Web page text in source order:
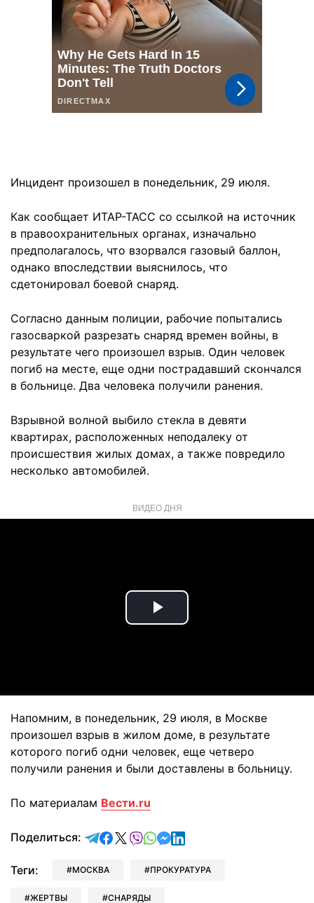
Инцидент произошел в понедельник, 29 июля.
Как сообщает ИТАР-ТАСС со ссылкой на источник
в правоохранительных органах, изначально
предполагалось, что взорвался газовый баллон,
однако впоследствии выяснилось, что
сдетонировал боевой снаряд.
Согласно данным полиции, рабочие попытались
газосваркой разрезать снаряд времен войны, в
результате чего произошел взрыв. Один человек
погиб на месте, еще одни пострадавший скончался
в больнице. Два человека получили ранения.
Взрывной волной выбило стекла в девяти
квартирах, расположенных неподалеку от
происшествия жилых домах, а также повредило
несколько автомобилей.
ВИДЕО ДНЯ
Play
Напомним, в понедельник, 29 июля, в Москве
произошел взрыв в жилом доме, в результате
которого погиб одни человек, еще четверо
получили ранения и были доставлены в больницу.
По материалам Вести.ru
Поделиться: отправить в Telegram
поделиться в Facebook
поделиться в X
отправить в Viber
отправить в Whatsapp
отправить в Messenger
отправить в LinkedIn
Теги: МОСКВА ПРОКУРАТУРА
ЖЕРТВЫ СНАРЯДЫ